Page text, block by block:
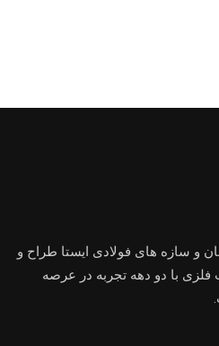
سازه های فولادی ایستا طراح و
فلزی با دو دهه تجربه در عرصه